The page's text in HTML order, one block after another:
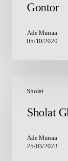
Gontor
Gontor
Ade Munaa
05/10/2020
Sholat
Ghaib
Sholat
Ade Munaa
25/03/2023